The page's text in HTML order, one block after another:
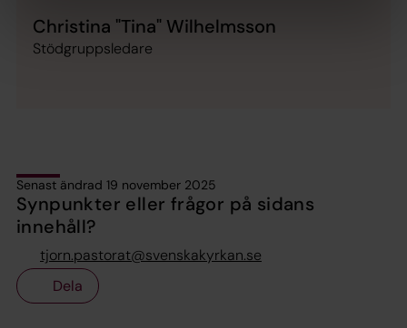
Christina "Tina" Wilhelmsson
Stödgruppsledare
Senast ändrad 19 november 2025
Synpunkter eller frågor på sidans
innehåll?
tjorn.pastorat@svenskakyrkan.se
Dela